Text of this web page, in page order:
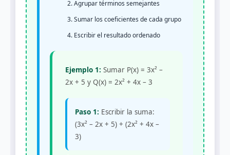
Agrupar términos semejantes
Sumar los coeficientes de cada grupo
Escribir el resultado ordenado
Ejemplo 1: Sumar P(x) = 3x² –
2x + 5 y Q(x) = 2x² + 4x – 3
Paso 1: Escribir la suma:
(3x² – 2x + 5) + (2x² + 4x –
3)